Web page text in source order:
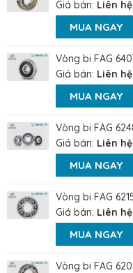
Giá bán: Liên hệ
MUA NGAY
Vòng bi FAG
Giá bán: Liên hệ
MUA NGAY
Vòng bi FAG
Giá bán: Liên hệ
MUA NGAY
Vòng bi FAG
Giá bán: Liên hệ
MUA NGAY
Vòng bi FAG